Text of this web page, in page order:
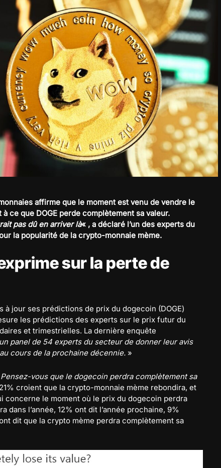
affirme que le moment est venu de vendre le
ce que DOGE perde complètement sa valeur.
pas dû en arriver là« , a déclaré l’un des experts du
la popularité de la crypto-monnaie mème.
sur la perte de
à jour ses prédictions de prix du dogecoin (DOGE)
les prédictions des experts sur le prix futur du
et trimestrielles. La dernière enquête
panel de 54 experts du secteur de donner leur avis
cours de la prochaine décennie. »
Pensez-vous que le dogecoin perdra complètement sa
croient que la crypto-monnaie mème rebondira, et
concerne le moment où le prix du dogecoin perdra
l’année, 12% ont dit l’année prochaine, 9%
dit que la crypto mème perdra complètement sa